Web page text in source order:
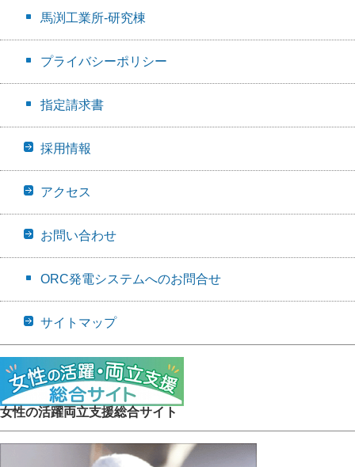
馬渕工業所-研究棟
プライバシーポリシー
指定請求書
採用情報
アクセス
お問い合わせ
ORC発電システムへのお問合せ
サイトマップ
女性の活躍両立支援総合サイト